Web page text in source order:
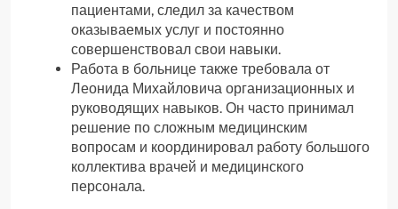
пациентами, следил за качеством
оказываемых услуг и постоянно
совершенствовал свои навыки.
Работа в больнице также требовала от
Леонида Михайловича организационных и
руководящих навыков. Он часто принимал
решение по сложным медицинским
вопросам и координировал работу большого
коллектива врачей и медицинского
персонала.